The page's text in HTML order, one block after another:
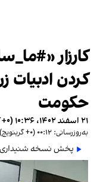
کارزار
کردن ادبیات
حکومت
۲۱ اسفند ۱۴۰۲، ۱۰:۳۶ (‎+۰ گرینویچ)
به‌روزرسانی: ۰۰:۱۲ (‎+۰ گرینویچ)
پخش نسخه شنیداری